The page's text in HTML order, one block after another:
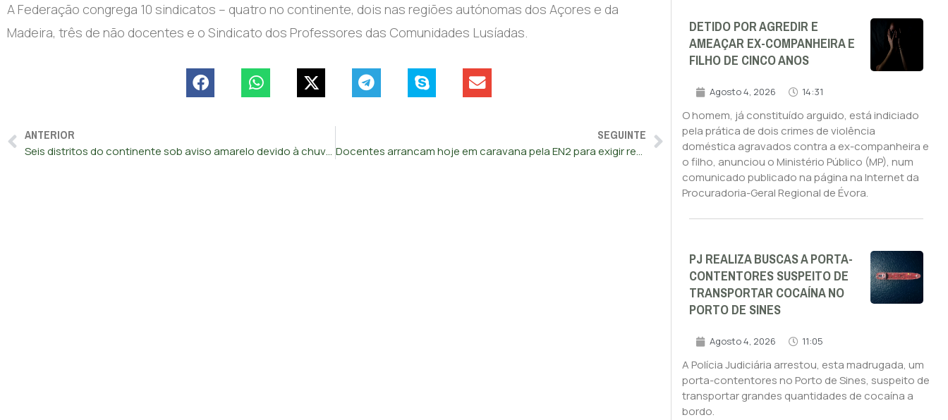
A Federação congrega 10 sindicatos – quatro no continente, dois nas regiões autónomas dos Açores e da
Madeira, três de não docentes e o Sindicato dos Professores das Comunidades Lusíadas.
ANTERIOR
Seis distritos do continente sob aviso amarelo devido à chuva e trovoada
SEGUINTE
Docentes arrancam hoje em caravana pela EN2 para exigir recuperação do tempo de serviço
DETIDO POR AGREDIR E
AMEAÇAR EX-COMPANHEIRA E
FILHO DE CINCO ANOS
Agosto 4, 2026 14:31
O homem, já constituído arguido, está indiciado
pela prática de dois crimes de violência
doméstica agravados contra a ex-companheira e
o filho, anunciou o Ministério Público (MP), num
comunicado publicado na página na Internet da
Procuradoria-Geral Regional de Évora.
PJ REALIZA BUSCAS A PORTA-
CONTENTORES SUSPEITO DE
TRANSPORTAR COCAÍNA NO
PORTO DE SINES
Agosto 4, 2026 11:05
A Polícia Judiciária arrestou, esta madrugada, um
porta-contentores no Porto de Sines, suspeito de
transportar grandes quantidades de cocaína a
bordo.